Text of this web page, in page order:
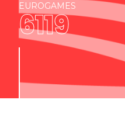
EUROGAMES
6119